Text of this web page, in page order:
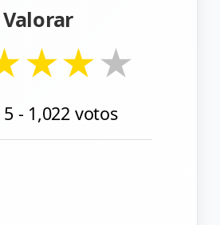
Valorar
★★★
- 1,022 votos